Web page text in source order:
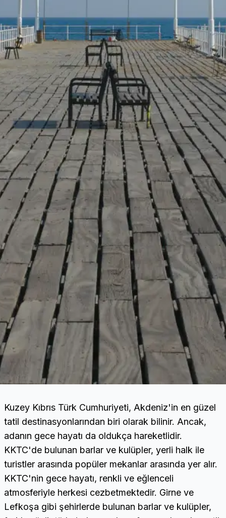
Kuzey Kıbrıs Türk Cumhuriyeti, Akdeniz'in en güzel
tatil destinasyonlarından biri olarak bilinir. Ancak,
adanın gece hayatı da oldukça hareketlidir.
KKTC'de bulunan barlar ve kulüpler, yerli halk ile
turistler arasında popüler mekanlar arasında yer alır.
KKTC'nin gece hayatı, renkli ve eğlenceli
atmosferiyle herkesi cezbetmektedir. Girne ve
Lefkoşa gibi şehirlerde bulunan barlar ve kulüpler,